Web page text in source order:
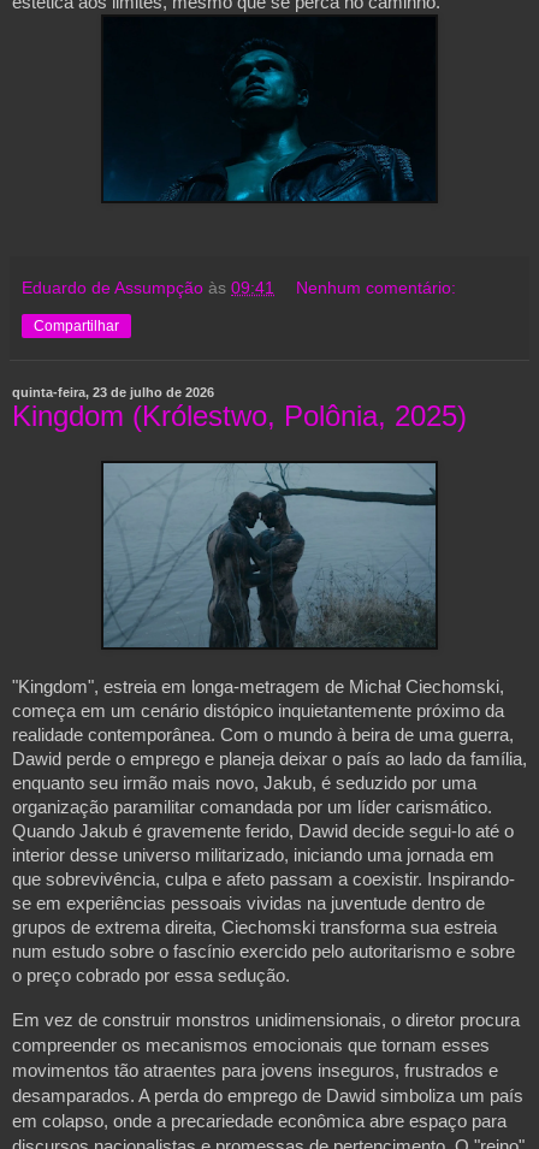
Eduardo de Assumpção às 09:41 Nenhum comentário:
Compartilhar
quinta-feira, 23 de julho de 2026
Kingdom (Królestwo, Polônia, 2025)
"Kingdom", estreia em longa-metragem de Michał Ciechomski,
começa em um cenário distópico inquietantemente próximo da
realidade contemporânea. Com o mundo à beira de uma guerra,
Dawid perde o emprego e planeja deixar o país ao lado da família,
enquanto seu irmão mais novo, Jakub, é seduzido por uma
organização paramilitar comandada por um líder carismático.
Quando Jakub é gravemente ferido, Dawid decide segui-lo até o
interior desse universo militarizado, iniciando uma jornada em
que sobrevivência, culpa e afeto passam a coexistir. Inspirando-
se em experiências pessoais vividas na juventude dentro de
grupos de extrema direita, Ciechomski transforma sua estreia
num estudo sobre o fascínio exercido pelo autoritarismo e sobre
o preço cobrado por essa sedução.
Em vez de construir monstros unidimensionais, o diretor procura
compreender os mecanismos emocionais que tornam esses
movimentos tão atraentes para jovens inseguros, frustrados e
desamparados. A perda do emprego de Dawid simboliza um país
em colapso, onde a precariedade econômica abre espaço para